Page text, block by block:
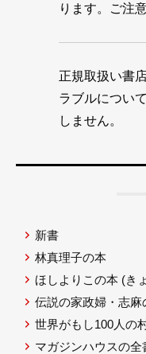
ります。ご注
正規取扱い書
ラブルについ
しません。
新書
林真理子の本
ほしよりこの本 (き
伝説の家政婦・志麻
世界がもし100人の
マガジンハウスの全